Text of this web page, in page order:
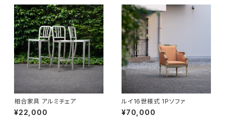
相合家具 アルミチェア
¥22,000
ルイ16世様式 1Pソファ
¥70,000